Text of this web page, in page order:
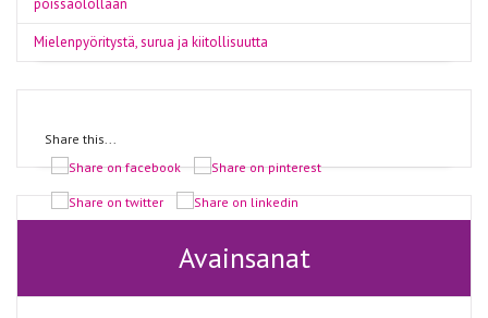
poissaolollaan
Mielenpyöritystä, surua ja kiitollisuutta
Share this...
Avainsanat